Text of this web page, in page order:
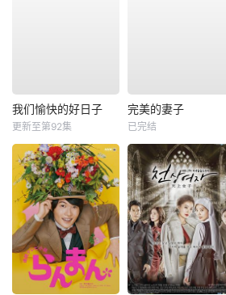
我们愉快的好日子
更新至第92集
完美的妻子
已完结